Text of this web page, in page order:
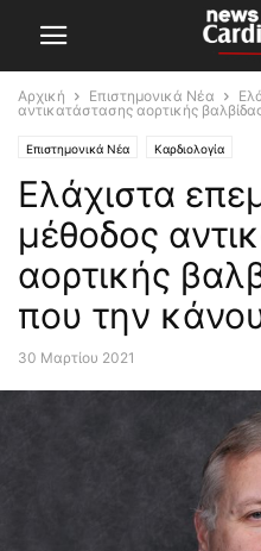
Αρχική Επιστημονικά Νέα
αντικατάστασης αορτικής
Επιστημονικά Νέα Καρδιολογία
Ελάχιστα
μέθοδος
αορτικής
που την
30 Μαρτίου 2021